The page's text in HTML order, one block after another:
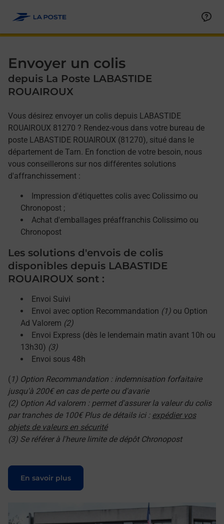
Envoyer un colis
depuis La Poste LABASTIDE
ROUAIROUX
Vous désirez envoyer un colis depuis LABASTIDE
ROUAIROUX 81270 ? Rendez-vous dans votre bureau de
poste LABASTIDE ROUAIROUX (81270), situé dans le
département de Tarn. En fonction de votre besoin, nous
vous conseillerons sur nos différentes solutions
d'affranchissement :
Impression d'étiquettes colis avec Colissimo ou
Chronopost ;
Achat d'emballages préaffranchis Colissimo ou
Chronopost
Les solutions d'envois de colis
disponibles depuis LABASTIDE
ROUAIROUX sont :
Envoi Suivi
Envoi avec option Recommandation (1) ou Option
Ad Valorem (2)
Envoi Express (dès le lendemain matin avant 10h ou
13h30) (3)
Envoi sous 48h
( 1) Option Recommandation : indemnisation forfaitaire
jusqu'à 200€ en cas de perte ou d'avarie
(2) Option Ad valorem : permet d'assurer la valeur du colis
par tranches de 100€ Plus de détails ici : expédier vos
objets de valeurs en sécurité
(3) Se référer à l'heure limite de dépôt Chronopost
En savoir plus
Le lien s'ouvre dans un nouvel onglet